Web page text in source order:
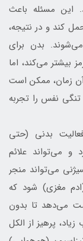
این مسئله باعث
کند و در نتیجه،
بدن برای
بیشتر می‌کند، اما
آن زمان، ممکن است
تنگی نفس را تجربه
فعالیت بدنی (حتی
و می‌تواند علائم
می‌تواند منجر
مغزی) شود که
می‌دهد تا بدون
پرهیز از الکل